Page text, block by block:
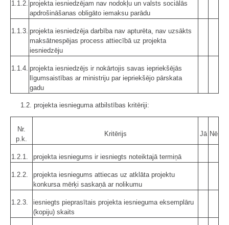
1.1.2. projekta iesniedzējam nav nodokļu un valsts sociālās
apdrošināšanas obligāto iemaksu parādu
1.1.3. projekta iesniedzēja darbība nav apturēta, nav uzsākts
maksātnespējas process attiecībā uz projekta
iesniedzēju
1.1.4. projekta iesniedzējs ir nokārtojis savas iepriekšējās
līgumsaistības ar ministriju par iepriekšējo pārskata
gadu
1.2. projekta iesnieguma atbilstības kritēriji:
Nr.
p.k.
Kritērijs Jā Nē
1.2.1. projekta iesniegums ir iesniegts noteiktajā termiņā
1.2.2.
projekta iesniegums attiecas uz atklāta projektu
konkursa mērķi saskaņā ar nolikumu
1.2.3.
iesniegts pieprasītais projekta iesnieguma eksemplāru
(kopiju) skaits